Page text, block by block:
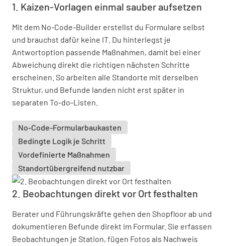
1. Kaizen-Vorlagen einmal sauber aufsetzen
Mit dem No-Code-Builder erstellst du Formulare selbst
und brauchst dafür keine IT. Du hinterlegst je
Antwortoption passende Maßnahmen, damit bei einer
Abweichung direkt die richtigen nächsten Schritte
erscheinen. So arbeiten alle Standorte mit derselben
Struktur, und Befunde landen nicht erst später in
separaten To-do-Listen.
No-Code-Formularbaukasten
Bedingte Logik je Schritt
Vordefinierte Maßnahmen
Standortübergreifend nutzbar
2. Beobachtungen direkt vor Ort festhalten
Berater und Führungskräfte gehen den Shopfloor ab und
dokumentieren Befunde direkt im Formular. Sie erfassen
Beobachtungen je Station, fügen Fotos als Nachweis